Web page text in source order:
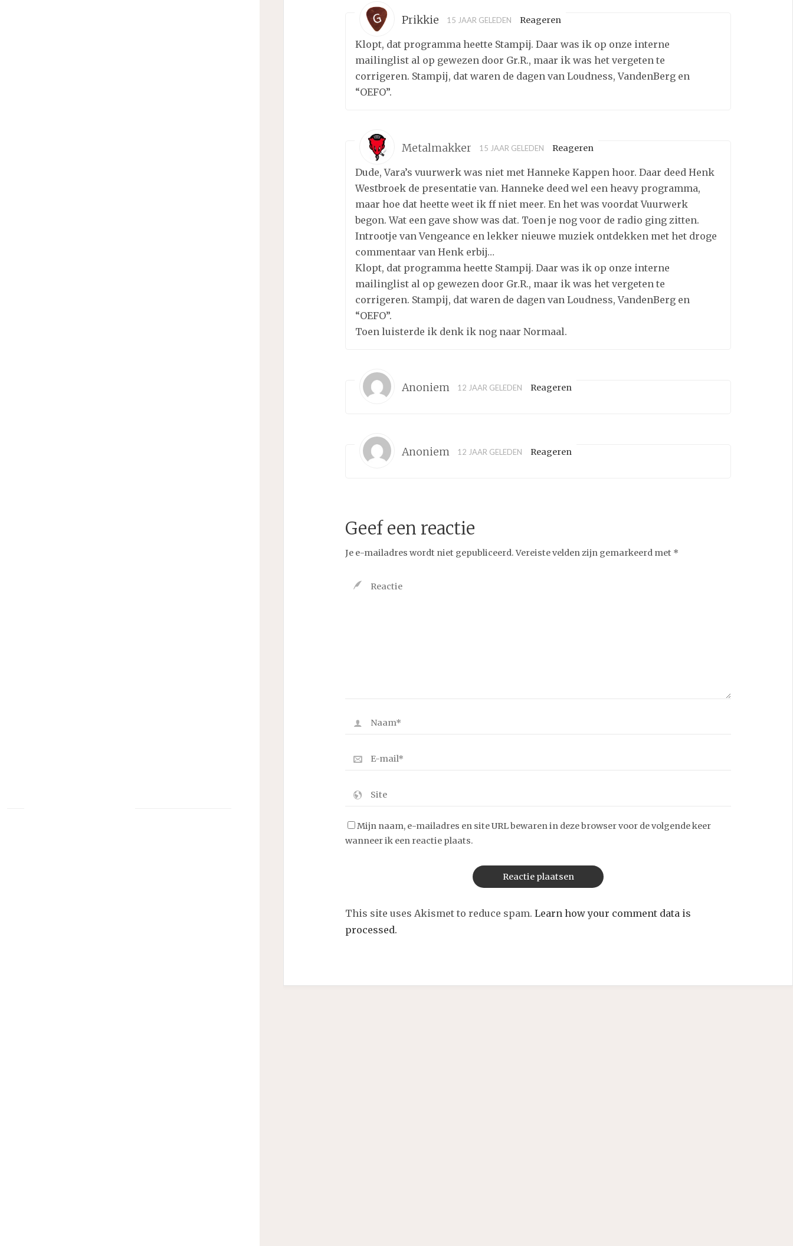
Prikkie 15 JAAR GELEDEN Reageren
Klopt, dat programma heette Stampij. Daar was ik op onze interne
mailinglist al op gewezen door Gr.R., maar ik was het vergeten te
corrigeren. Stampij, dat waren de dagen van Loudness, VandenBerg en
“OEFO”.
Metalmakker 15 JAAR GELEDEN Reageren
Dude, Vara’s vuurwerk was niet met Hanneke Kappen hoor. Daar deed Henk
Westbroek de presentatie van. Hanneke deed wel een heavy programma,
maar hoe dat heette weet ik ff niet meer. En het was voordat Vuurwerk
begon. Wat een gave show was dat. Toen je nog voor de radio ging zitten.
Introotje van Vengeance en lekker nieuwe muziek ontdekken met het droge
commentaar van Henk erbij…
Klopt, dat programma heette Stampij. Daar was ik op onze interne
mailinglist al op gewezen door Gr.R., maar ik was het vergeten te
corrigeren. Stampij, dat waren de dagen van Loudness, VandenBerg en
“OEFO”.
Toen luisterde ik denk ik nog naar Normaal.
Anoniem 12 JAAR GELEDEN Reageren
Anoniem 12 JAAR GELEDEN Reageren
Geef een reactie
Je e-mailadres wordt niet gepubliceerd. Vereiste velden zijn gemarkeerd met *
Mijn naam, e-mailadres en site URL bewaren in deze browser voor de volgende keer
wanneer ik een reactie plaats.
This site uses Akismet to reduce spam. Learn how your comment data is
processed.